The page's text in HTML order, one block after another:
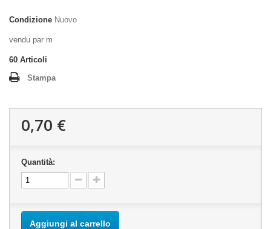
Condizione Nuovo
vendu par m
60 Articoli
Stampa
0,70 €
Quantità:
Aggiungi al carrello